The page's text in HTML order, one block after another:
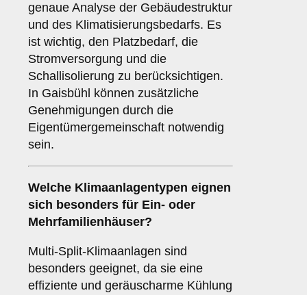
genaue Analyse der Gebäudestruktur
und des Klimatisierungsbedarfs. Es
ist wichtig, den Platzbedarf, die
Stromversorgung und die
Schallisolierung zu berücksichtigen.
In Gaisbühl können zusätzliche
Genehmigungen durch die
Eigentümergemeinschaft notwendig
sein.
Welche Klimaanlagentypen eignen
sich besonders für Ein- oder
Mehrfamilienhäuser?
Multi-Split-Klimaanlagen sind
besonders geeignet, da sie eine
effiziente und geräuscharme Kühlung